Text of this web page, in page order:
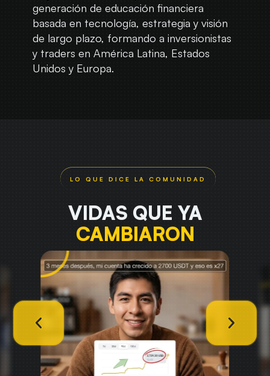
generación de educación financiera
basada en tecnología, estrategia y visión
de largo plazo, formando a inversionistas
y traders en América Latina, Estados
Unidos y Europa.
VIDAS QUE YA
CAMBIARON